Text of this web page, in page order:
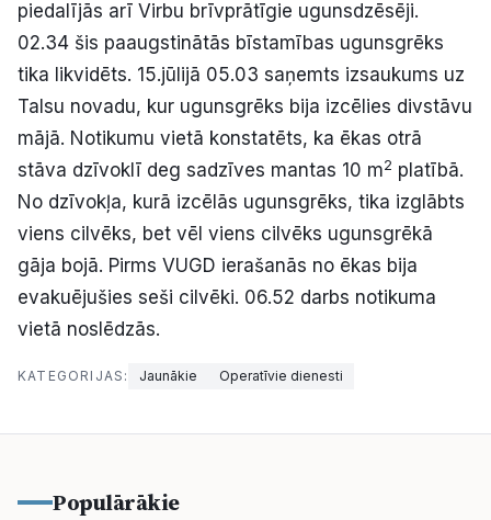
piedalījās arī Virbu brīvprātīgie ugunsdzēsēji.
02.34 šis paaugstinātās bīstamības ugunsgrēks
tika likvidēts. 15.jūlijā 05.03 saņemts izsaukums uz
Talsu novadu, kur ugunsgrēks bija izcēlies divstāvu
mājā. Notikumu vietā konstatēts, ka ēkas otrā
stāva dzīvoklī deg sadzīves mantas 10 m2 platībā.
No dzīvokļa, kurā izcēlās ugunsgrēks, tika izglābts
viens cilvēks, bet vēl viens cilvēks ugunsgrēkā
gāja bojā. Pirms VUGD ierašanās no ēkas bija
evakuējušies seši cilvēki. 06.52 darbs notikuma
vietā noslēdzās.
KATEGORIJAS: Jaunākie Operatīvie dienesti
Populārākie